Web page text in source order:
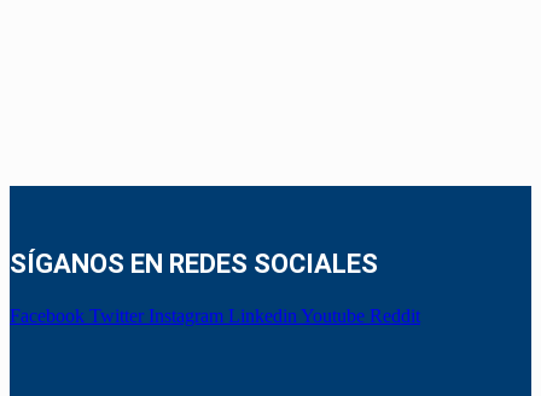
SÍGANOS EN REDES SOCIALES
Facebook Twitter Instagram Linkedin Youtube Reddit